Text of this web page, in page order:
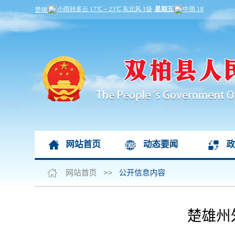
网站首页 动态要闻
网站首页 >> 公开信息内容
楚雄州